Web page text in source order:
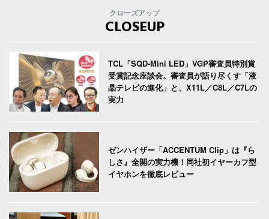
クローズアップ
CLOSEUP
TCL「SQD-Mini LED」VGP審査員特別賞
受賞記念座談会。審査員が語り尽くす「液
晶テレビの進化」と、X11L／C8L／C7Lの
実力
ゼンハイザー「ACCENTUM Clip」は『ら
しさ』全開の実力機！同社初イヤーカフ型
イヤホンを徹底レビュー